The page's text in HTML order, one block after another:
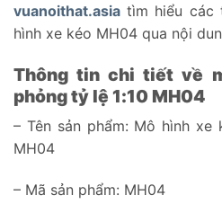
vuanoithat.asia tìm hiểu các
hình xe kéo MH04 qua nội
Thông tin chi tiết về
phỏng tỷ lệ 1:10 MH04
– Tên sản phẩm: Mô hình xe
MH04
– Mã sản phẩm: MH04